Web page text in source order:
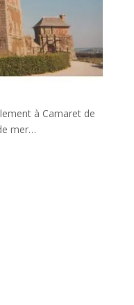
à Camaret de
mer…